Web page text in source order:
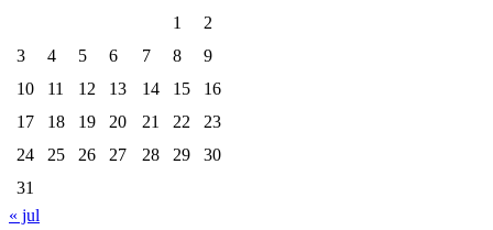
1
2
3
4 5 6 7 8
9
10
11 12 13 14 15
16
17
18 19 20 21 22
23
24
25 26 27 28 29
30
31
« jul